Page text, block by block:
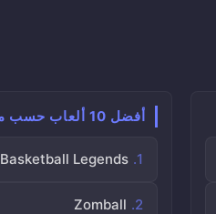
أفضل 10 ألعاب حسب متوسط التقييم
Basketball Legends
Zomball